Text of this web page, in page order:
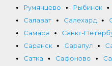
Румянцево
Рыбинск
Салават
Салехард
Самара
Санкт-
Саранск
Сарапул
Сатка
Сафоново